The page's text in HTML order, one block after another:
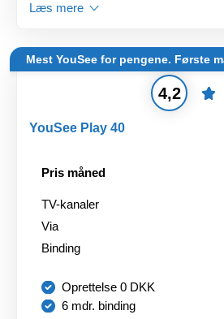
Læs mere
Mest YouSee for pengene. Første
YouSee Play 40
4,2
Pris måned
TV-kanaler
Via
Binding
Oprettelse 0 DKK
6 mdr. binding